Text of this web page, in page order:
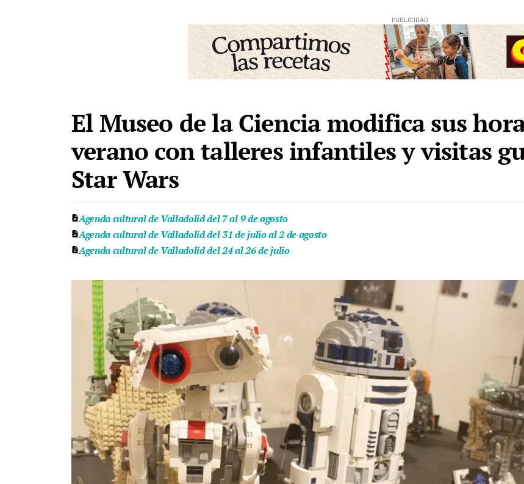
El Museo de la Ciencia modifica sus
verano con talleres infantiles y visitas
Star Wars
Agenda cultural de Valladolid del 7 al 9 de agosto
Agenda cultural de Valladolid del 31 de julio al 2 de agosto
Agenda cultural de Valladolid del 24 al 26 de julio